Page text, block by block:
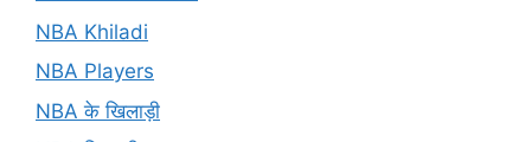
NBA Khiladi
NBA Players
NBA के खिलाड़ी